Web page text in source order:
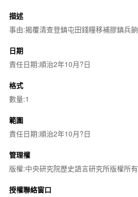
描述
事由:揭覆清查登鎮屯田錢糧移補膠鎮兵餉
日期
責任日期:順治2年10月?日
格式
數量:1
範圍
責任日期:順治2年10月?日
管理權
版權:中央研究院歷史語言研究所版權所有
授權聯絡窗口